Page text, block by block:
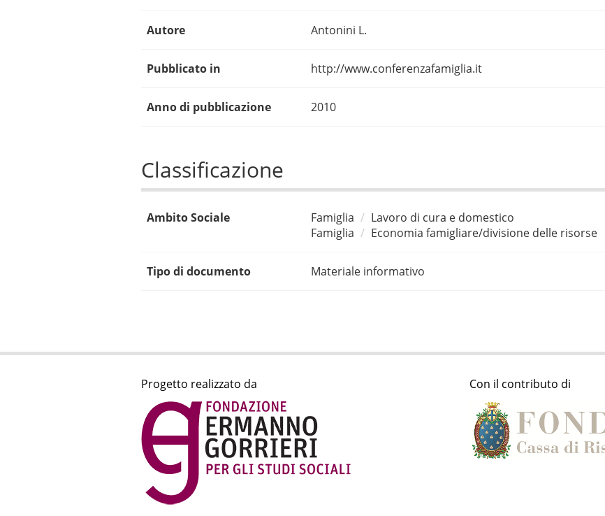
Autore Antonini L.
Pubblicato in http://www.conferenzafamiglia.it
Anno di pubblicazione 2010
Classificazione
Ambito Sociale Famiglia
Lavoro di cura e domestico
Famiglia
Economia famigliare/divisione delle risorse
Tipo di documento Materiale informativo
Progetto realizzato da Con il contributo di